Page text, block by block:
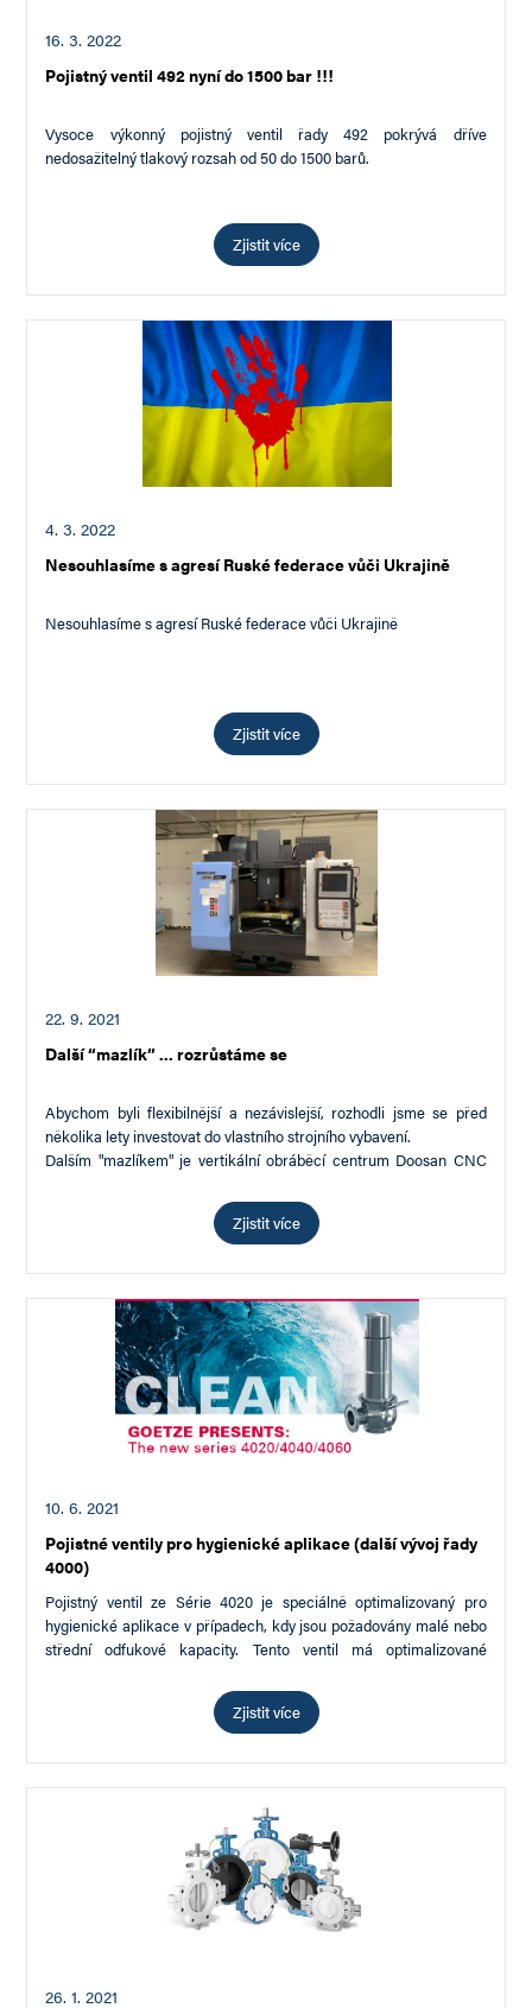
16. 3. 2022
Pojistný ventil 492 nyní do 1500 bar !!!
Vysoce výkonný pojistný ventil řady 492 pokrývá dříve
nedosažitelný tlakový rozsah od 50 do 1500 barů.
Zjistit více
4. 3. 2022
Nesouhlasíme s agresí Ruské federace vůči Ukrajině
Nesouhlasíme s agresí Ruské federace vůči Ukrajině
Zjistit více
22. 9. 2021
Další “mazlík” ... rozrůstáme se
Abychom byli flexibilnější a nezávislejší, rozhodli jsme se před
několika lety investovat do vlastního strojního vybavení.
Dalším "mazlíkem" je vertikální obráběcí centrum Doosan CNC
Zjistit více
10. 6. 2021
Pojistné ventily pro hygienické aplikace (další vývoj řady
4000)
Pojistný ventil ze Série 4020 je speciálně optimalizovaný pro
hygienické aplikace v případech, kdy jsou požadovány malé nebo
střední odfukové kapacity. Tento ventil má optimalizované
Zjistit více
26. 1. 2021